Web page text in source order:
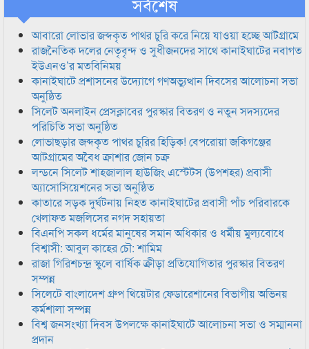
আবারো লোভার জব্দকৃত পাথর চুরি করে নিয়ে যাওয়া হচ্ছে আটগ্রামে
রাজনৈতিক দলের নেতৃবৃন্দ ও সুধীজনদের সাথে কানাইঘাটের নবাগত
ইউএনও’র মতবিনিময়
কানাইঘাটে প্রশাসনের উদ্যোগে গণঅভ্যুত্থান দিবসের আলোচনা সভা
অনুষ্ঠিত
সিলেট অনলাইন প্রেসক্লাবের পুরস্কার বিতরণ ও নতুন সদস্যদের
পরিচিতি সভা অনুষ্ঠিত
লোভাছড়ার জব্দকৃত পাথর চুরির হিড়িক! বেপরোয়া জকিগঞ্জের
আটগ্রামের অবৈধ ক্রাশার জোন চক্র
লন্ডনে সিলেট শাহজালাল হাউজিং এস্টেটস (উপশহর) প্রবাসী
অ্যাসোসিয়েশনের সভা অনুষ্ঠিত
কাতারে সড়ক দুর্ঘটনায় নিহত কানাইঘাটের প্রবাসী পাঁচ পরিবারকে
খেলাফত মজলিসের নগদ সহায়তা
বিএনপি সকল ধর্মের মানুষের সমান অধিকার ও ধর্মীয় মুল্যবোধে
বিশ্বাসী: আবুল কাহের চৌ: শামিম
রাজা গিরিশচন্দ্র স্কুলে বার্ষিক ক্রীড়া প্রতিযোগিতার পুরস্কার বিতরণ
সম্পন্ন
সিলেটে বাংলাদেশ গ্রুপ থিয়েটার ফেডারেশানের বিভাগীয় অভিনয়
কর্মশালা সম্পন্ন
বিশ্ব জনসংখ্যা দিবস উপলক্ষে কানাইঘাটে আলোচনা সভা ও সম্মাননা
প্রদান